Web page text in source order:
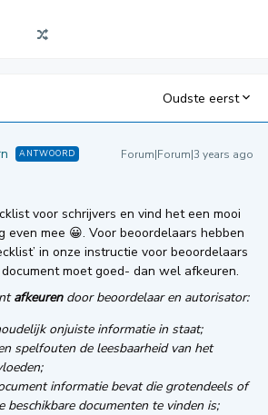
Oudste eerst
ANTWOORD Forum|Forum|3 years ago
voor schrijvers en vind het een mooi
even mee 😀. Voor beoordelaars hebben
in onze instructie voor beoordelaars
moet goed- dan wel afkeuren.
afkeurendoor beoordelaar en autorisator:
onjuiste informatie in staat;
spelfouten de leesbaarheid van het
informatie bevat die grotendeels of
beschikbare documenten te vinden is;